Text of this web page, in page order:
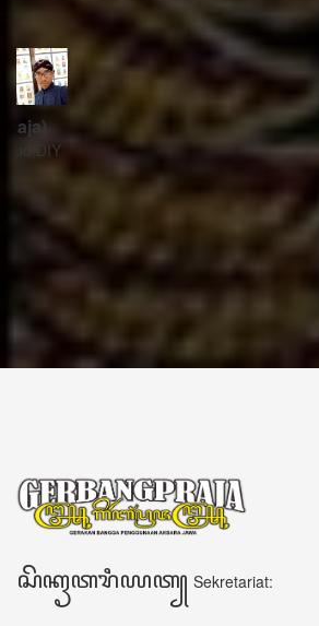
ꦱꦼꦏꦽꦠꦫꦶꦪꦠ꧀ Sekretariat:
ꦏꦩ꧀ꦥꦸꦁꦄꦏ꧀ꦱꦫꦥꦕꦶꦧꦶꦠ
ꦧꦶꦤ꧀ꦠꦫꦤ꧀ꦮꦺꦠꦤ꧀ꦱꦿꦶꦩꦸꦭ꧀ꦚꦥꦶꦪꦸꦁ
ꦔꦤ꧀ꦧꦤ꧀ꦠꦸꦭ꧀ꦪꦺꦴꦒ꧀ꦚꦏꦂꦠ
Bintaran Wetan 06 Kalurahan Srimulyo,
Daerah Istimewa Yogyakarta 55792
GERBANG PRAJA